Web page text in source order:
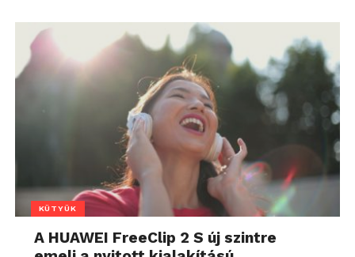
KÜTYÜK
A HUAWEI FreeClip 2 S új szintre